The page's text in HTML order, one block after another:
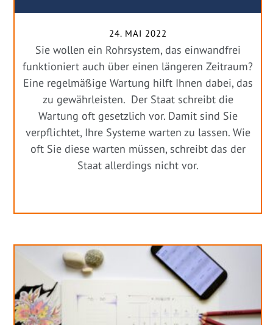
24. MAI 2022
Sie wollen ein Rohrsystem, das einwandfrei
funktioniert auch über einen längeren Zeitraum?
Eine regelmäßige Wartung hilft Ihnen dabei, das
zu gewährleisten. Der Staat schreibt die
Wartung oft gesetzlich vor. Damit sind Sie
verpflichtet, Ihre Systeme warten zu lassen. Wie
oft Sie diese warten müssen, schreibt das der
Staat allerdings nicht vor.